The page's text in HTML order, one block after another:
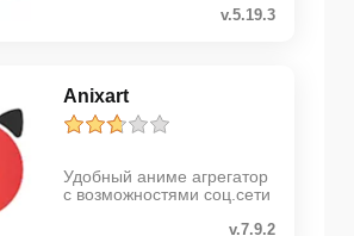
v.5.19.3
Anixart
Удобный аниме агрегатор
с возможностями соц.сети
v.7.9.2